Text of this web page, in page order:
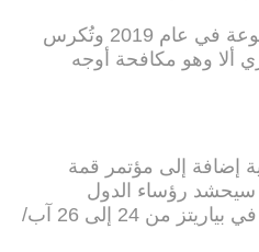
وتتولى فرنسا رئاسة المجموعة في عام 2019 وتُكرس
ألا وهو مكافحة أوجه
إضافة إلى مؤتمر قمة
سيحشد رؤساء الدول
والحكومات للبلدان السبعة في بياريتز من 24 إلى 26 آب/